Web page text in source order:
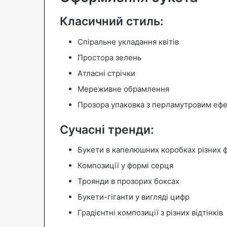
Класичний стиль:
Спіральне укладання квітів
Простора зелень
Атласні стрічки
Мереживне обрамлення
Прозора упаковка з перламутровим
Сучасні тренди:
Букети в капелюшних коробках різних
Композиції у формі серця
Троянди в прозорих боксах
Букети-гіганти у вигляді цифр
Градієнтні композиції з різних відтінків